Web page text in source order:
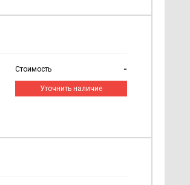
Стоимость -
Уточнить наличие